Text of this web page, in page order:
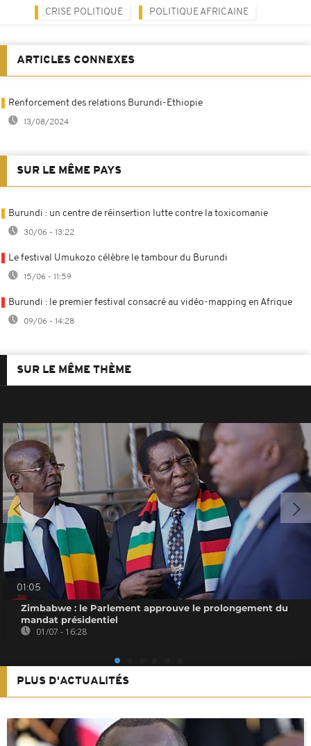
CRISE POLITIQUE POLITIQUE AFRICAINE
ARTICLES CONNEXES
Renforcement des relations Burundi-Ethiopie
13/08/2024
SUR LE MÊME PAYS
Burundi : un centre de réinsertion lutte contre la toxicomanie
30/06 - 13:22
Le festival Umukozo célèbre le tambour du Burundi
15/06 - 11:59
Burundi : le premier festival consacré au vidéo-mapping en Afrique
09/06 - 14:28
SUR LE MÊME THÈME
01:05
Zimbabwe : le Parlement approuve le prolongement du
mandat présidentiel
01/07 - 16:28
PLUS D'ACTUALITÉS